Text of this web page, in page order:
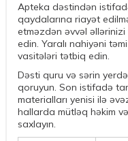
Apteka dəstindən
qaydalarına riayət
etməzdən əvvəl
edin. Yaralı nahiyəni
vasitələri tətbiq edin.
Dəsti quru və sərin
qoruyun. Son istifadə
materialları yenisi ilə
hallarda mütləq həkim
saxlayın.